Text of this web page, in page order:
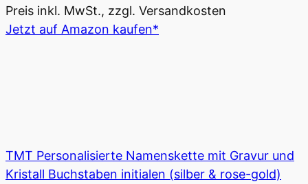
Preis inkl. MwSt., zzgl. Versandkosten
Jetzt auf Amazon kaufen*
TMT Personalisierte Namenskette mit Gravur und
Kristall Buchstaben initialen (silber & rose-gold)